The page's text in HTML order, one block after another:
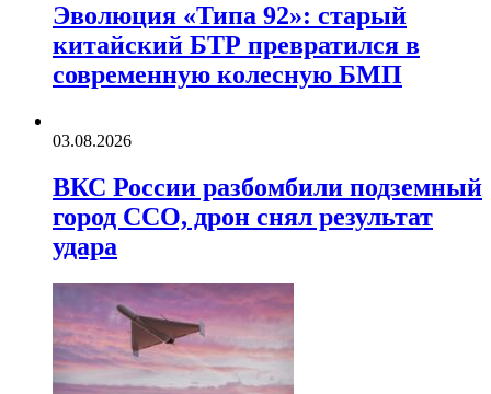
Эволюция «Типа 92»: старый
китайский БТР превратился в
современную колесную БМП
03.08.2026
ВКС России разбомбили подземный
город ССО, дрон снял результат
удара